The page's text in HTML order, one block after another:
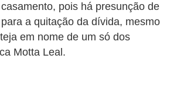
pois há presunção de
a quitação da dívida, mesmo
em nome de um só dos
Motta Leal.